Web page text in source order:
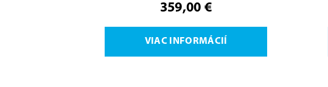
359,00 €
VIAC INFORMÁCIÍ